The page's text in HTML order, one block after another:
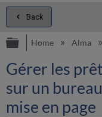
Back
Expand/
Home Alma
Gérer les
sur un
mise en page